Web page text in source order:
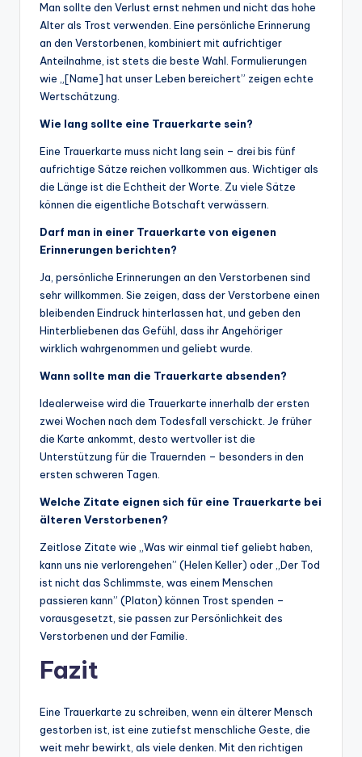
Man sollte den Verlust ernst nehmen und nicht das hohe
Alter als Trost verwenden. Eine persönliche Erinnerung
an den Verstorbenen, kombiniert mit aufrichtiger
Anteilnahme, ist stets die beste Wahl. Formulierungen
wie „[Name] hat unser Leben bereichert” zeigen echte
Wertschätzung.
Wie lang sollte eine Trauerkarte sein?
Eine Trauerkarte muss nicht lang sein – drei bis fünf
aufrichtige Sätze reichen vollkommen aus. Wichtiger als
die Länge ist die Echtheit der Worte. Zu viele Sätze
können die eigentliche Botschaft verwässern.
Darf man in einer Trauerkarte von eigenen
Erinnerungen berichten?
Ja, persönliche Erinnerungen an den Verstorbenen sind
sehr willkommen. Sie zeigen, dass der Verstorbene einen
bleibenden Eindruck hinterlassen hat, und geben den
Hinterbliebenen das Gefühl, dass ihr Angehöriger
wirklich wahrgenommen und geliebt wurde.
Wann sollte man die Trauerkarte absenden?
Idealerweise wird die Trauerkarte innerhalb der ersten
zwei Wochen nach dem Todesfall verschickt. Je früher
die Karte ankommt, desto wertvoller ist die
Unterstützung für die Trauernden – besonders in den
ersten schweren Tagen.
Welche Zitate eignen sich für eine Trauerkarte bei
älteren Verstorbenen?
Zeitlose Zitate wie „Was wir einmal tief geliebt haben,
kann uns nie verlorengehen” (Helen Keller) oder „Der Tod
ist nicht das Schlimmste, was einem Menschen
passieren kann” (Platon) können Trost spenden –
vorausgesetzt, sie passen zur Persönlichkeit des
Verstorbenen und der Familie.
Fazit
Eine Trauerkarte zu schreiben, wenn ein älterer Mensch
gestorben ist, ist eine zutiefst menschliche Geste, die
weit mehr bewirkt, als viele denken. Mit den richtigen